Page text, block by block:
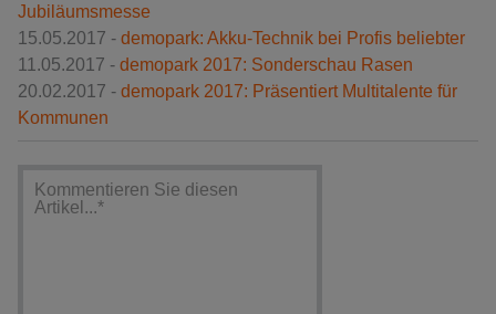
Jubiläumsmesse
15.05.2017 - demopark: Akku-Technik bei Profis beliebter
11.05.2017 - demopark 2017: Sonderschau Rasen
20.02.2017 - demopark 2017: Präsentiert Multitalente für
Kommunen